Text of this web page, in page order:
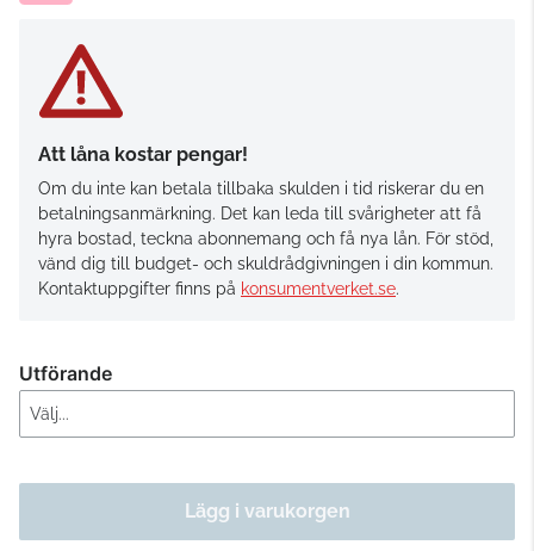
Att låna kostar pengar!
Om du inte kan betala tillbaka skulden i tid riskerar du en
betalningsanmärkning. Det kan leda till svårigheter att få
hyra bostad, teckna abonnemang och få nya lån. För stöd,
vänd dig till budget- och skuldrådgivningen i din kommun.
Kontaktuppgifter finns på konsumentverket.se.
Utförande
Lägg i varukorgen